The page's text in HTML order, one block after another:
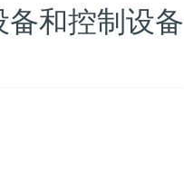
和控制设备